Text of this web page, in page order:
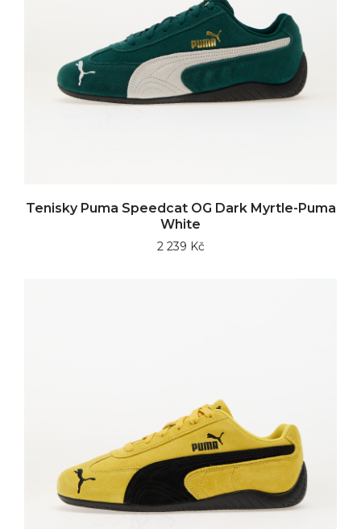
Tenisky Puma Speedcat OG Dark Myrtle-Puma
White
2 239 Kč